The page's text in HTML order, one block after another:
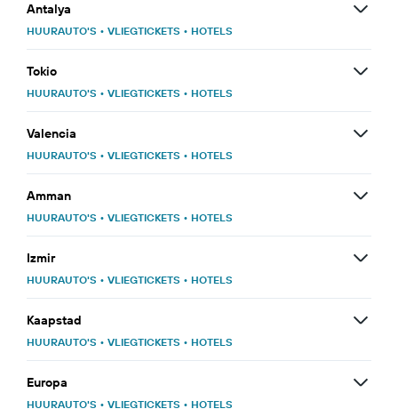
Antalya
HUURAUTO'S • VLIEGTICKETS • HOTELS
Tokio
HUURAUTO'S • VLIEGTICKETS • HOTELS
Valencia
HUURAUTO'S • VLIEGTICKETS • HOTELS
Amman
HUURAUTO'S • VLIEGTICKETS • HOTELS
Izmir
HUURAUTO'S • VLIEGTICKETS • HOTELS
Kaapstad
HUURAUTO'S • VLIEGTICKETS • HOTELS
Europa
HUURAUTO'S • VLIEGTICKETS • HOTELS